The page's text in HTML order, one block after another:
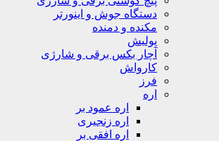
دستگاه جوش و اینورتر
مکنده و دمنده
پولیش
آچار بکس برقی و شارژی
کارواش
فرز
اره
اره عمود بر
اره زنجیری
اره افقی بر